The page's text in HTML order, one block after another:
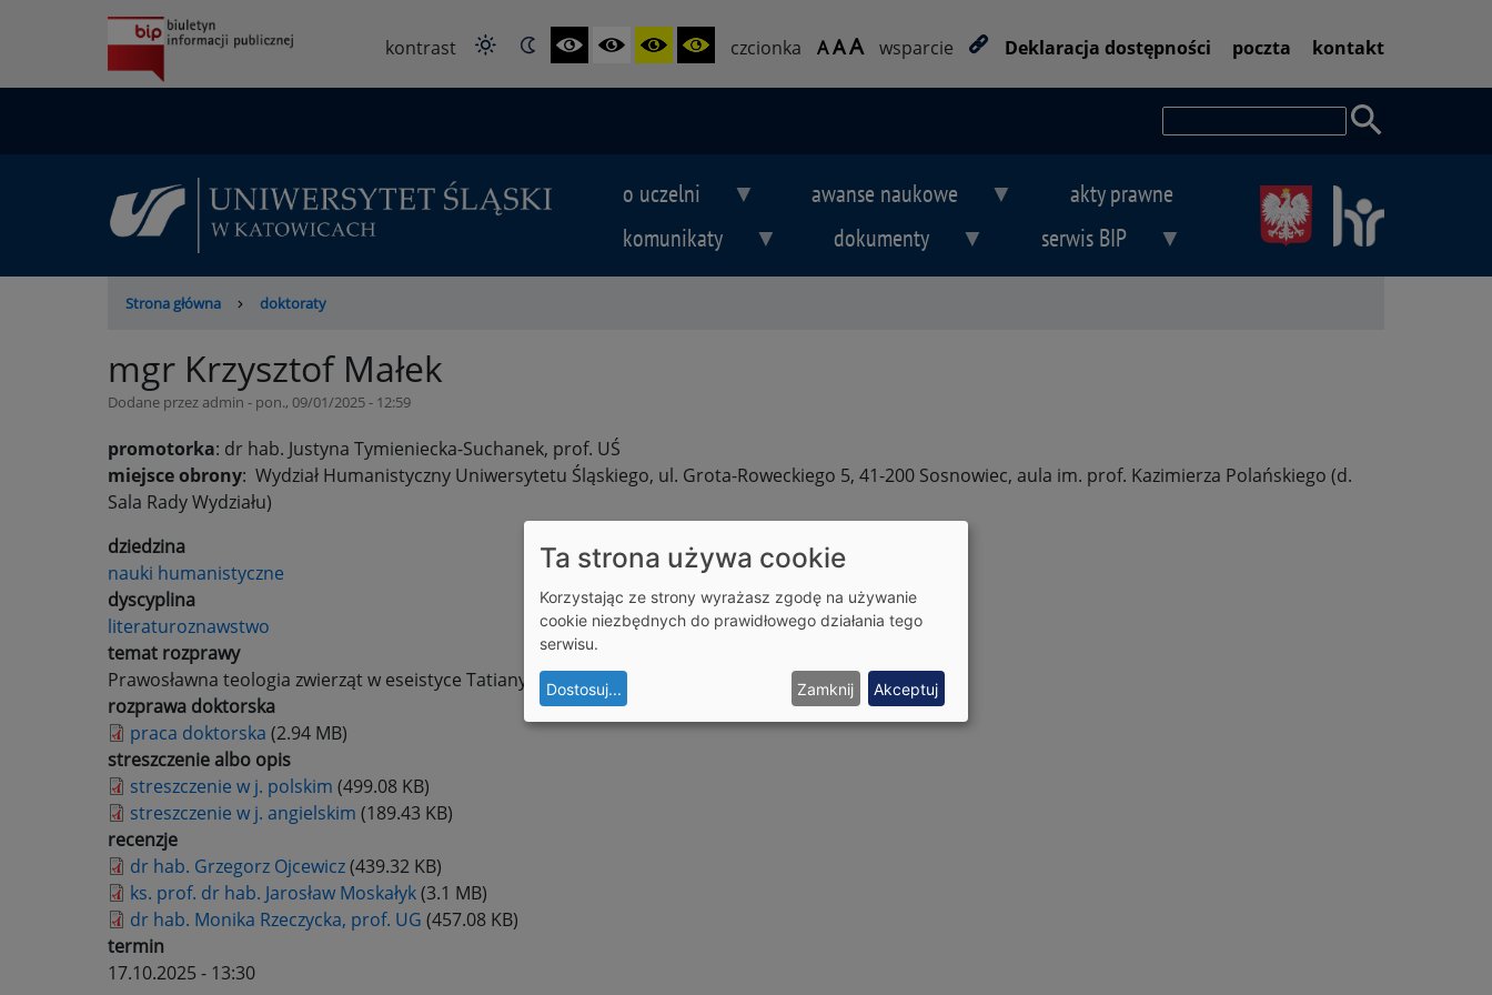
kontrast czcionka AAA wsparcie Deklaracja dostępności
Pasek
dostępności
poczta kontakt
o uczelni awanse naukowe
akty prawne
komunikaty
dokumenty serwis BIP
Ścieżka
Strona główna doktoraty
mgr Krzysztof Małek
Dodane przez admin - pon., 09/01/2025 - 12:59
promotorka: dr hab. Justyna Tymieniecka-Suchanek, prof. UŚ
miejsce obrony: Wydział Humanistyczny Uniwersytetu Śląskiego, ul. Grota-Roweckiego 5, 41-200 Sosnowiec, aula im. prof. Kazimierza Polańskiego (d.
Sala Rady Wydziału)
dziedzina
nauki humanistyczne
dyscyplina
literaturoznawstwo
temat rozprawy
Prawosławna teologia zwierząt w eseistyce Tatiany Goriczewej
rozprawa doktorska
praca doktorska (2.94 MB)
streszczenie albo opis
streszczenie w j. polskim (499.08 KB)
streszczenie w j. angielskim (189.43 KB)
recenzje
dr hab. Grzegorz Ojcewicz(439.32 KB)
ks. prof. dr hab. Jarosław Moskałyk(3.1 MB)
dr hab. Monika Rzeczycka, prof. UG (457.08 KB)
termin
17.10.2025 - 13:30
Ta strona używa cookie
Korzystając ze strony wyrażasz zgodę na używanie
cookie niezbędnych do prawidłowego działania tego
serwisu.
Dostosuj... Zamknij Akceptuj